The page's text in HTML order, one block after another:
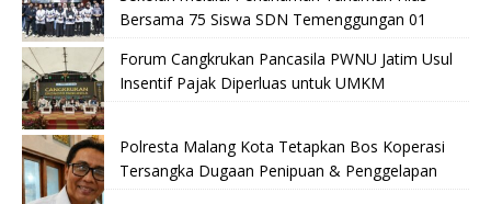
Bersama 75 Siswa SDN Temenggungan 01
Forum Cangkrukan Pancasila PWNU Jatim Usul
Insentif Pajak Diperluas untuk UMKM
Polresta Malang Kota Tetapkan Bos Koperasi
Tersangka Dugaan Penipuan & Penggelapan